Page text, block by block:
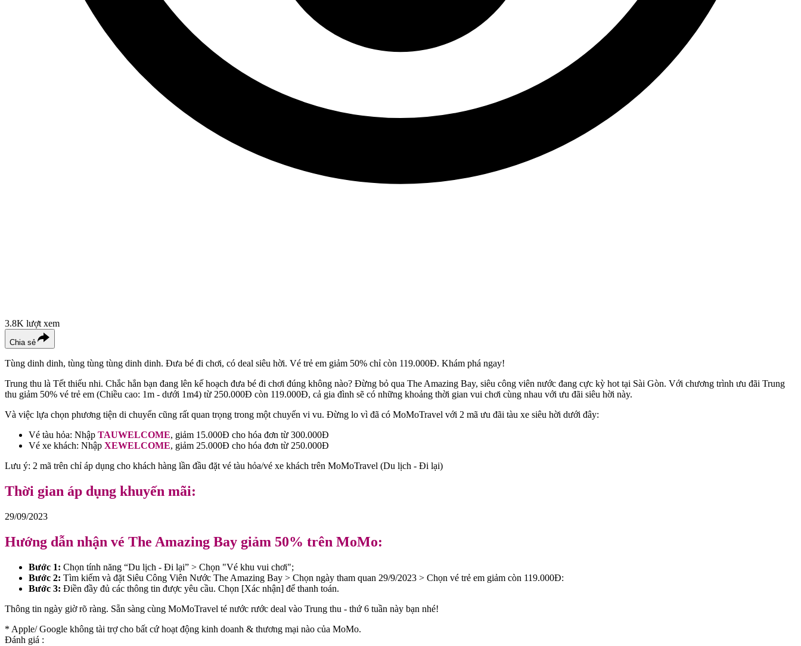
3.8K lượt xem
Chia sẻ
Tùng dinh dinh, tùng tùng tùng dinh dinh. Đưa bé đi chơi, có deal siêu hời. Vé trẻ em giảm 50% chỉ còn 119.000Đ. Khám phá ngay!
Trung thu là Tết thiếu nhi. Chắc hẳn bạn đang lên kế hoạch đưa bé đi chơi đúng không nào? Đừng bỏ qua The Amazing Bay, siêu công viên nước đang cực kỳ hot tại Sài Gòn. Với chương trình ưu đãi Trung
thu giảm 50% vé trẻ em (Chiều cao: 1m - dưới 1m4) từ 250.000Đ còn 119.000Đ, cả gia đình sẽ có những khoảng thời gian vui chơi cùng nhau với ưu đãi siêu hời này.
Và việc lựa chọn phương tiện di chuyển cũng rất quan trọng trong một chuyến vi vu. Đừng lo vì đã có MoMoTravel với 2 mã ưu đãi tàu xe siêu hời dưới đây:
Vé tàu hỏa: Nhập TAUWELCOME, giảm 15.000Đ cho hóa đơn từ 300.000Đ
Vé xe khách: Nhập XEWELCOME, giảm 25.000Đ cho hóa đơn từ 250.000Đ
Lưu ý: 2 mã trên chỉ áp dụng cho khách hàng lần đầu đặt vé tàu hỏa/vé xe khách trên MoMoTravel (Du lịch - Đi lại)
Thời gian áp dụng khuyến mãi:
29/09/2023
Hướng dẫn nhận vé The Amazing Bay giảm 50% trên MoMo:
Bước 1: Chọn tính năng “Du lịch - Đi lại” > Chọn "Vé khu vui chơi";
Bước 2: Tìm kiếm và đặt Siêu Công Viên Nước The Amazing Bay > Chọn ngày tham quan 29/9/2023 > Chọn vé trẻ em giảm còn 119.000Đ:
Bước 3: Điền đầy đủ các thông tin được yêu cầu. Chọn [Xác nhận] để thanh toán.
Thông tin ngày giờ rõ ràng. Sẵn sàng cùng MoMoTravel té nước rước deal vào Trung thu - thứ 6 tuần này bạn nhé!
* Apple/ Google không tài trợ cho bất cứ hoạt động kinh doanh & thương mại nào của MoMo.
Đánh giá :